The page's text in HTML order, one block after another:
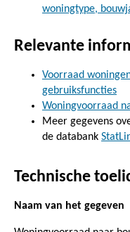
woningtype,
Relevante
Voorraad
gebruiksfuncties
Woningvoorraad
Meer gegevens
de databank
Technische
Naam van het gegeven